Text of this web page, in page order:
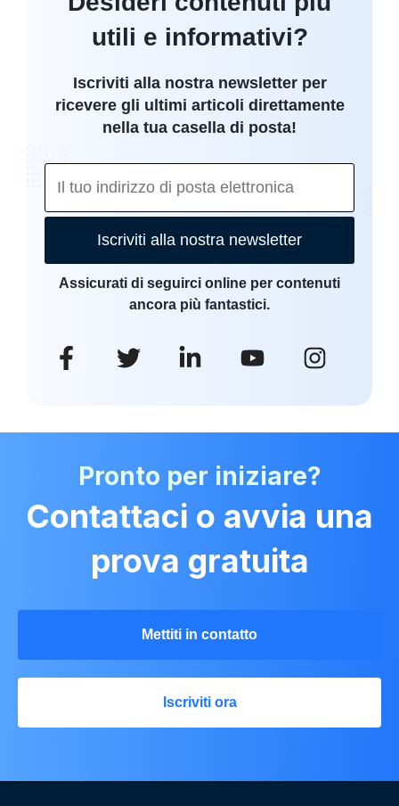
utili e informativi?
Iscriviti alla nostra newsletter per
ricevere gli ultimi articoli direttamente
nella tua casella di posta!
Iscriviti alla nostra newsletter
Assicurati di seguirci online per contenuti
ancora più fantastici.
Pronto per iniziare?
Contattaci o avvia una
prova gratuita
Mettiti in contatto
Iscriviti ora